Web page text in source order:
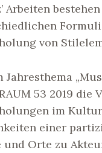
Arbeiten
von
Jahresthema
53 2019
im
einer
und Orte zu